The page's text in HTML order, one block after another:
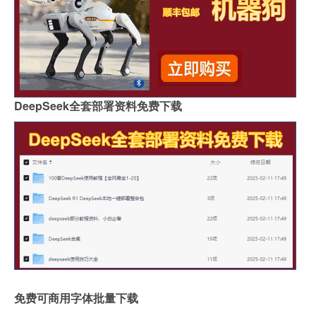
DeepSeek全套部署资料免费下载
免费可商用字体批量下载